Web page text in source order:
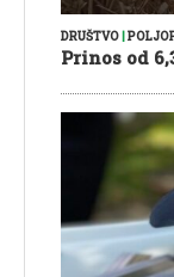
DRUŠTVO
Prinos od